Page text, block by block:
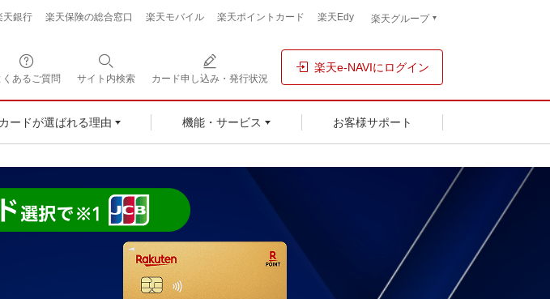
天銀行 楽天保険の総合窓口 楽天モバイル 楽天ポイントカード 楽天Edy 楽天グループ
くあるご質問 サイト内検索 カード申し込み・発行状況
楽天e-NAVIにログイン
ードが選ばれる理由 機能・サービス お客様サポート